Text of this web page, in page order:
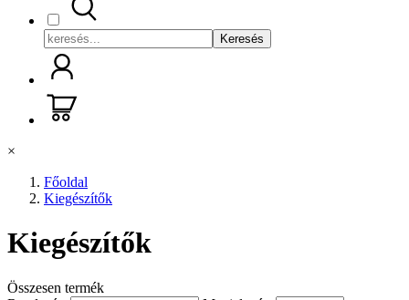
Keresés
×
Főoldal
Kiegészítők
Kiegészítők
Összesen termék